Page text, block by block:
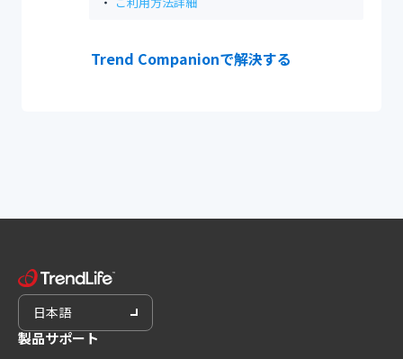
Trend Companionで解決する
日本語
製品サポート